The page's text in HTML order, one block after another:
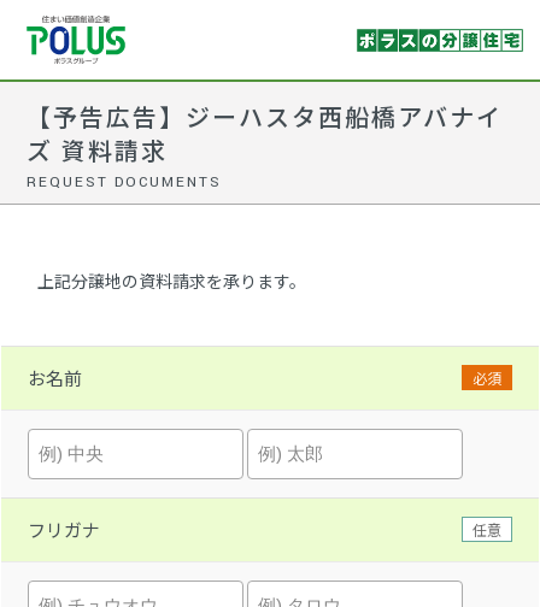
【予告広告】ジーハスタ西船橋アバナイ
ズ 資料請求
REQUEST DOCUMENTS
上記分譲地の資料請求を承ります。
お名前 必須
フリガナ 任意